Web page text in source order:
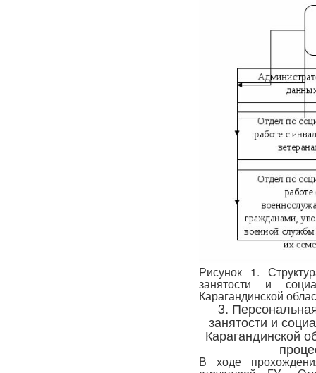
Рисунок 1.
занятости и
Карагандинской
3.
занятости и
Карагандинской
В ходе